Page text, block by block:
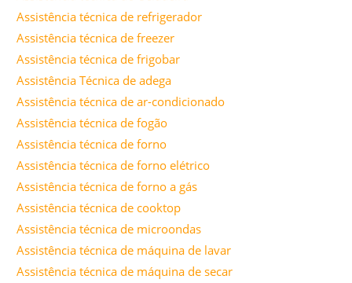
Assistência técnica de refrigerador
Assistência técnica de freezer
Assistência técnica de frigobar
Assistência Técnica de adega
Assistência técnica de ar-condicionado
Assistência técnica de fogão
Assistência técnica de forno
Assistência técnica de forno elétrico
Assistência técnica de forno a gás
Assistência técnica de cooktop
Assistência técnica de microondas
Assistência técnica de máquina de lavar
Assistência técnica de máquina de secar